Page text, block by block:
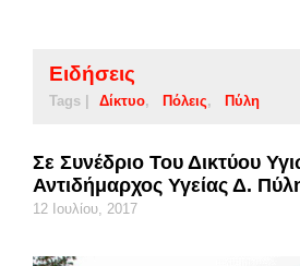
Ειδήσεις
Tags | Δίκτυο Πόλεις Πύλη
Σε Συνέδριο Του Δικτύου
Αντιδήμαρχος Υγείας Δ.
12 Ιουλίου, 2017